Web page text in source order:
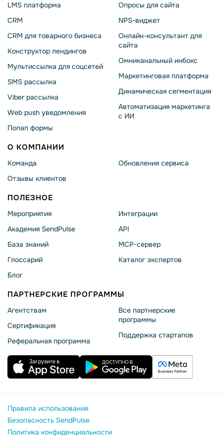
LMS платформа
CRM
CRM для товарного бизнеса
Конструктор лендингов
Мультиссылка для соцсетей
SMS рассылка
Viber рассылка
Web push уведомления
Попап формы
Опросы для сайта
NPS-виджет
Онлайн-консультант для
сайта
Омниканальный инбокс
Маркетинговая платформа
Динамическая сегментация
Автоматизация маркетинга
с ИИ
О КОМПАНИИ
Команда
Отзывы клиентов
Обновления сервиса
ПОЛЕЗНОЕ
Мероприятия
Академия SendPulse
База знаний
Глоссарий
Блог
Интеграции
API
MCP-сервер
Каталог экспертов
ПАРТНЕРСКИЕ ПРОГРАММЫ
Агентствам
Сертификация
Реферальная программа
Все партнерские
программы
Поддержка стартапов
Правила использования
Безопасность SendPulse
Политика конфиденциальности